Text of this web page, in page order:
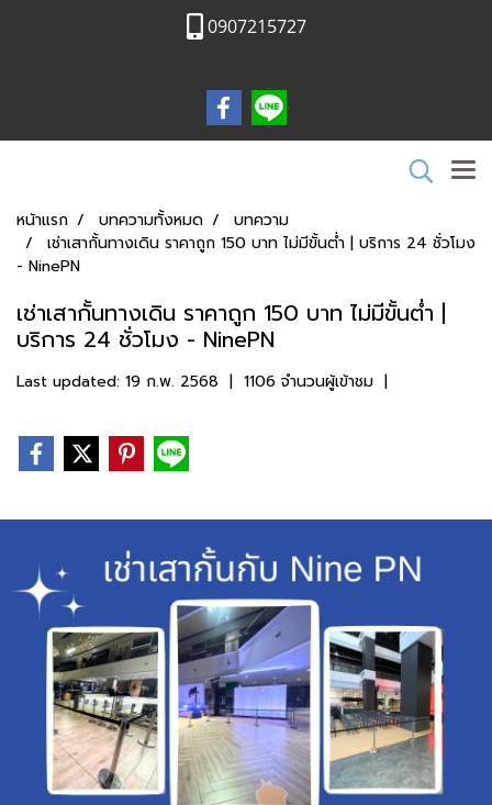
0907215727
หน้าแรก บทความทั้งหมด
บทความ
เช่าเสากั้นทางเดิน ราคาถูก 150 บาท ไม่มีขั้นต่ำ | บริการ 24 ชั่วโมง
- NinePN
เช่าเสากั้นทางเดิน ราคาถูก 150 บาท ไม่มีขั้นต่ำ |
บริการ 24 ชั่วโมง - NinePN
Last updated: 19 ก.พ. 2568 | 1106 จำนวนผู้เข้าชม |